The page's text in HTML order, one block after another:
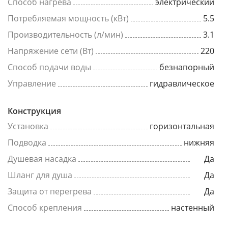
Потребляемая мощность (кВт)
5.5
Производительность (л/мин)
3.1
Напряжение сети (Вт)
220
Способ подачи воды
безнапорный
Управление
гидравлическое
Конструкция
Установка
горизонтальная
Подводка
нижняя
Душевая насадка
Да
Шланг для душа
Да
Защита от перегрева
Да
Способ крепления
настенный